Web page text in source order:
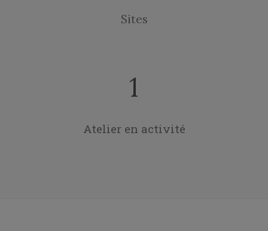
Sites
Atelier en activité
1